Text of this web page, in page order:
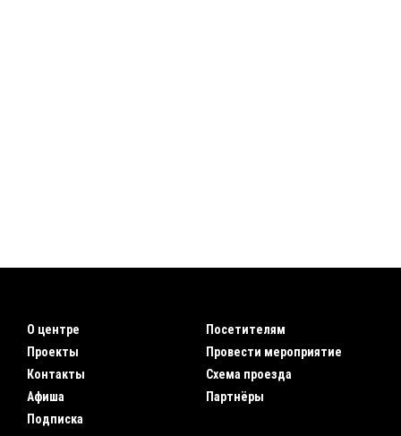
О центре
Проекты
Контакты
Афиша
Подписка
Посетителям
Провести мероприятие
Схема проезда
Партнёры